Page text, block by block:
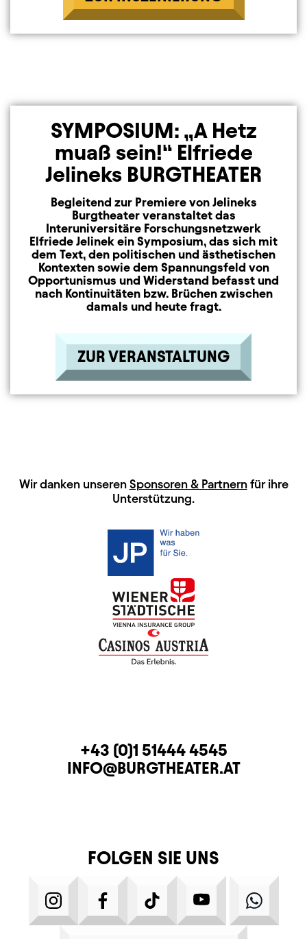
SYMPOSIUM: „A Hetz
muaß sein!“ Elfriede
Jelineks BURGTHEATER
Begleitend zur Premiere von Jelineks
Burgtheater veranstaltet das
Interuniversitäre Forschungsnetzwerk
Elfriede Jelinek ein Symposium, das sich mit
dem Text, den politischen und ästhetischen
Kontexten sowie dem Spannungsfeld von
Opportunismus und Widerstand befasst und
nach Kontinuitäten bzw. Brüchen zwischen
damals und heute fragt.
ZUR VERANSTALTUNG
HAUPTSPONSOREN
Wir danken unseren Sponsoren & Partnernfür ihre
Unterstützung.
KONTAKTTELEFON
+43 (0)1 51444 4545
E-MAIL
INFO@BURGTHEATER.AT
FOLGEN SIE UNS
INSTAGRAMFACEBOOKTIKTOK YOUTUBE